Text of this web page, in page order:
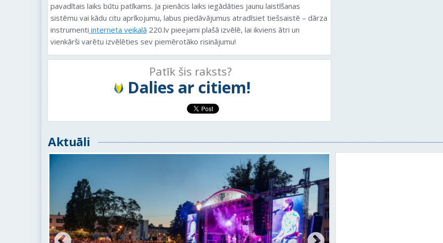
pavadītais laiks būtu patīkams. Ja pienācis laiks iegādāties jaunu laistīšanas
sistēmu vai kādu citu aprīkojumu, labus piedāvājumus atradīsiet tiešsaistē – dārza
instrumenti interneta veikalā 220.lv pieejami plašā izvēlē, lai ikviens ātri un
vienkārši varētu izvēlēties sev piemērotāko risinājumu!
Patīk šis raksts?
Dalies ar citiem!
Aktuāli